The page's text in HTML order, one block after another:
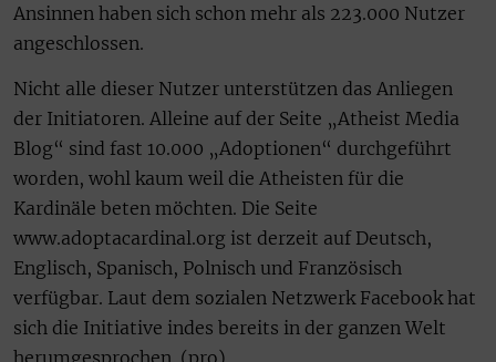
Ansinnen haben sich schon mehr als 223.000 Nutzer
angeschlossen.
Nicht alle dieser Nutzer unterstützen das Anliegen
der Initiatoren. Alleine auf der Seite „Atheist Media
Blog“ sind fast 10.000 „Adoptionen“ durchgeführt
worden, wohl kaum weil die Atheisten für die
Kardinäle beten möchten. Die Seite
www.adoptacardinal.org ist derzeit auf Deutsch,
Englisch, Spanisch, Polnisch und Französisch
verfügbar. Laut dem sozialen Netzwerk Facebook hat
sich die Initiative indes bereits in der ganzen Welt
herumgesprochen. (pro)